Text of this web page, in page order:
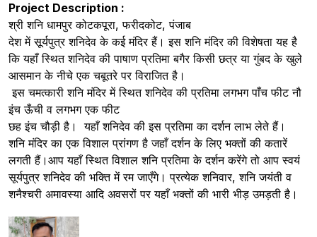
Project Description :
श्री शनि धामपुर कोटकपूरा, फरीदकोट, पंजाब
देश में सूर्यपुत्र शनिदेव के कई मंदिर हैं। इस शनि मंदिर की विशेषता यह है
कि यहाँ स्थित शनिदेव की पाषाण प्रतिमा बगैर किसी छत्र या गुंबद के खुले
आसमान के नीचे एक चबूतरे पर विराजित है।
इस चमत्कारी शनि मंदिर में स्थित शनिदेव की प्रतिमा लगभग पाँच फीट नौ
इंच ऊँची व लगभग एक फीट
छह इंच चौड़ी है। यहाँ शनिदेव की इस प्रतिमा का दर्शन लाभ लेते हैं।
शनि मंदिर का एक विशाल प्रांगण है जहाँ दर्शन के लिए भक्तों की कतारें
लगती हैं।आप यहाँ स्थित विशाल शनि प्रतिमा के दर्शन करेंगे तो आप स्वयं
सूर्यपुत्र शनिदेव की भक्ति में रम जाएँगे। प्रत्येक शनिवार, शनि जयंती व
शनैश्चरी अमावस्या आदि अवसरों पर यहाँ भक्तों की भारी भीड़ उमड़ती है।